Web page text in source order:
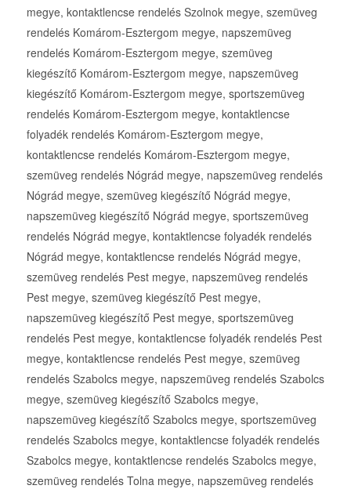
megye, kontaktlencse rendelés Szolnok megye, szemüveg
rendelés Komárom-Esztergom megye, napszemüveg
rendelés Komárom-Esztergom megye, szemüveg
kiegészítő Komárom-Esztergom megye, napszemüveg
kiegészítő Komárom-Esztergom megye, sportszemüveg
rendelés Komárom-Esztergom megye, kontaktlencse
folyadék rendelés Komárom-Esztergom megye,
kontaktlencse rendelés Komárom-Esztergom megye,
szemüveg rendelés Nógrád megye, napszemüveg rendelés
Nógrád megye, szemüveg kiegészítő Nógrád megye,
napszemüveg kiegészítő Nógrád megye, sportszemüveg
rendelés Nógrád megye, kontaktlencse folyadék rendelés
Nógrád megye, kontaktlencse rendelés Nógrád megye,
szemüveg rendelés Pest megye, napszemüveg rendelés
Pest megye, szemüveg kiegészítő Pest megye,
napszemüveg kiegészítő Pest megye, sportszemüveg
rendelés Pest megye, kontaktlencse folyadék rendelés Pest
megye, kontaktlencse rendelés Pest megye, szemüveg
rendelés Szabolcs megye, napszemüveg rendelés Szabolcs
megye, szemüveg kiegészítő Szabolcs megye,
napszemüveg kiegészítő Szabolcs megye, sportszemüveg
rendelés Szabolcs megye, kontaktlencse folyadék rendelés
Szabolcs megye, kontaktlencse rendelés Szabolcs megye,
szemüveg rendelés Tolna megye, napszemüveg rendelés